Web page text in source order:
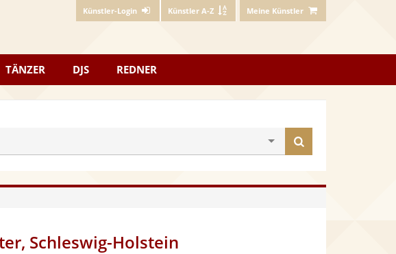
Künstler-Login Künstler A-Z Meine Künstler
TÄNZER DJS REDNER
finden
Schleswig-Holstein